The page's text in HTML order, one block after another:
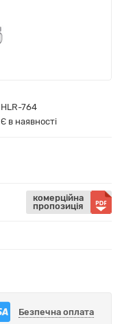
HLR-764
Є в наявності
комерційна
пропозиція
Безпечна оплата